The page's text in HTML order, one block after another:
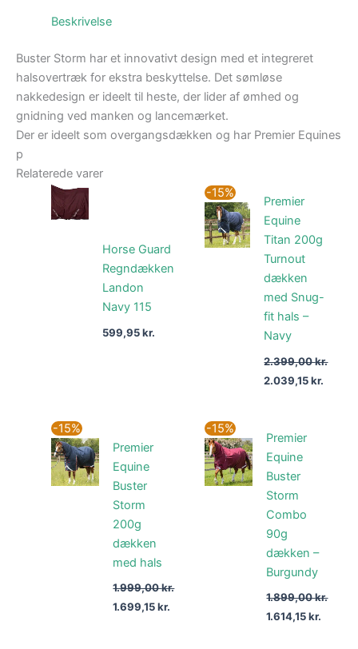
Beskrivelse
Buster Storm har et innovativt design med et integreret
halsovertræk for ekstra beskyttelse. Det sømløse
nakkedesign er ideelt til heste, der lider af ømhed og
gnidning ved manken og lancemærket.
Der er ideelt som overgangsdækken og har Premier Equines
p
Relaterede varer
Horse Guard
Regndækken
Landon
Navy 115
599,95kr.
-15%
Premier
Equine
Titan 200g
Turnout
dækken
med Snug-
fit hals –
Navy
2.399,00kr.
oprindelige
pris
var:
2.399,00 kr..
2.039,15kr.
-15%
Premier
Equine
Buster
Storm
200g
dækken
med hals
1.999,00kr.
pris
var:
1.999,00 kr..
1.699,15kr.
aktuelle
1.699,15 kr..
-15%
Premier
Equine
Buster
Storm
Combo
90g
dækken –
Burgundy
1.899,00kr.
oprindelige
pris
var:
1.899,00 kr..
1.614,15kr.